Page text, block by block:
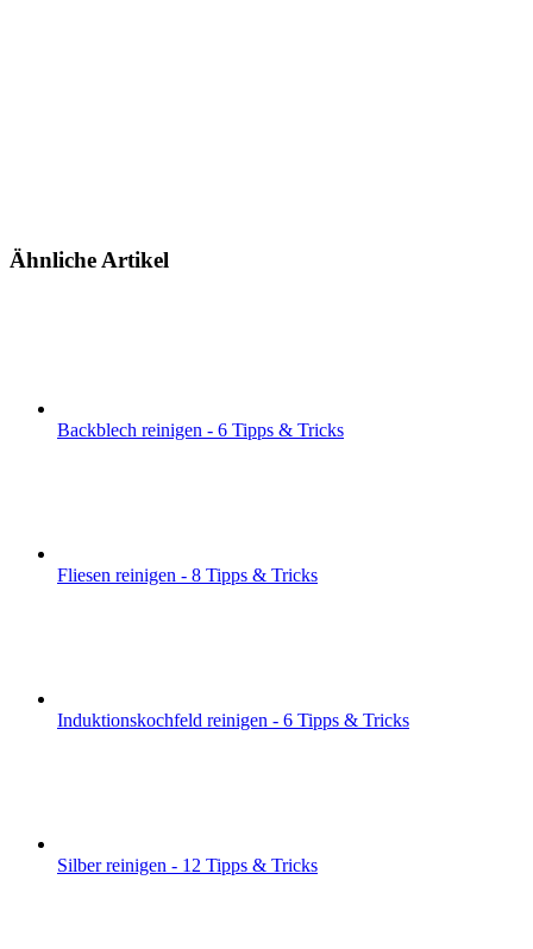
Ähnliche Artikel
Backblech reinigen - 6 Tipps & Tricks
Fliesen reinigen - 8 Tipps & Tricks
Induktionskochfeld reinigen - 6 Tipps & Tricks
Silber reinigen - 12 Tipps & Tricks